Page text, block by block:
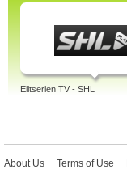
Elitserien TV - SHL
About Us Terms of Use